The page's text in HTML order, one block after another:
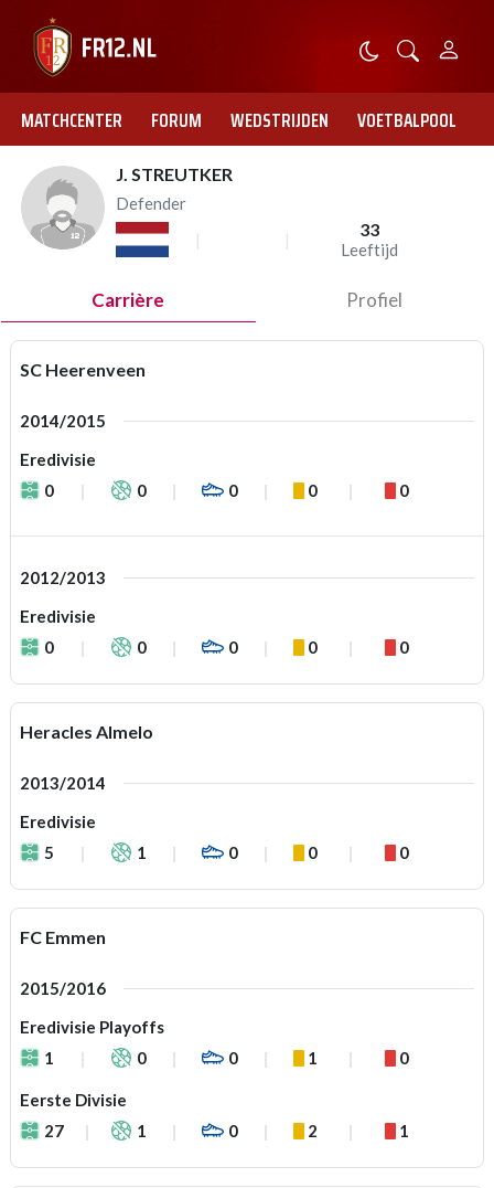
MATCHCENTER FORUM WEDSTRIJDEN VOETBALPOOL
J. STREUTKER
Defender
33
Leeftijd
Carrière Profiel
SC Heerenveen
2014/2015
Eredivisie
0
0 0 0 0
2012/2013
Eredivisie
0
0 0 0 0
Heracles Almelo
2013/2014
Eredivisie
5
1 0 0 0
FC Emmen
2015/2016
Eredivisie Playoffs
1
0 0 1 0
Eerste Divisie
27
1 0 2 1